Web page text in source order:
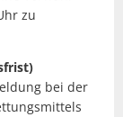
zu
bei der